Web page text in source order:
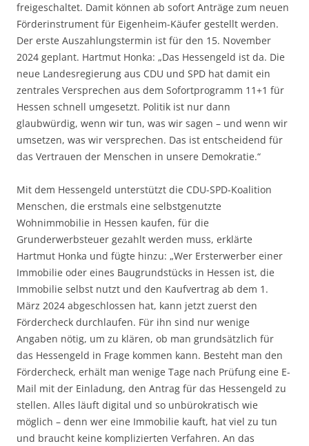
freigeschaltet. Damit können ab sofort Anträge zum neuen
Förderinstrument für Eigenheim-Käufer gestellt werden.
Der erste Auszahlungstermin ist für den 15. November
2024 geplant. Hartmut Honka: „Das Hessengeld ist da. Die
neue Landesregierung aus CDU und SPD hat damit ein
zentrales Versprechen aus dem Sofortprogramm 11+1 für
Hessen schnell umgesetzt. Politik ist nur dann
glaubwürdig, wenn wir tun, was wir sagen – und wenn wir
umsetzen, was wir versprechen. Das ist entscheidend für
das Vertrauen der Menschen in unsere Demokratie.“
Mit dem Hessengeld unterstützt die CDU-SPD-Koalition
Menschen, die erstmals eine selbstgenutzte
Wohnimmobilie in Hessen kaufen, für die
Grunderwerbsteuer gezahlt werden muss, erklärte
Hartmut Honka und fügte hinzu: „Wer Ersterwerber einer
Immobilie oder eines Baugrundstücks in Hessen ist, die
Immobilie selbst nutzt und den Kaufvertrag ab dem 1.
März 2024 abgeschlossen hat, kann jetzt zuerst den
Fördercheck durchlaufen. Für ihn sind nur wenige
Angaben nötig, um zu klären, ob man grundsätzlich für
das Hessengeld in Frage kommen kann. Besteht man den
Fördercheck, erhält man wenige Tage nach Prüfung eine E-
Mail mit der Einladung, den Antrag für das Hessengeld zu
stellen. Alles läuft digital und so unbürokratisch wie
möglich – denn wer eine Immobilie kauft, hat viel zu tun
und braucht keine komplizierten Verfahren. An das